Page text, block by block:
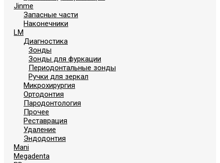
Jinme
Запасные части
Наконечники
LM
Диагностика
Зонды
Зонды для фуркации
Периодонтальные зонды
Ручки для зеркал
Микрохирургия
Ортодонтия
Пародонтология
Прочее
Реставрация
Удаление
Эндодонтия
Mani
Megadenta